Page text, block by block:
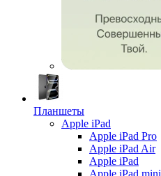
Планшеты
Apple iPad
Apple iPad Pro
Apple iPad Air
Apple iPad
Apple iPad mini